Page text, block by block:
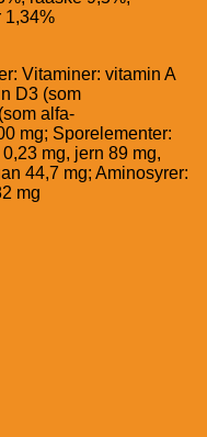
1,34%
Vitaminer: vitamin A
D3 (som
alfa-
mg; Sporelementer:
mg, jern 89 mg,
44,7 mg; Aminosyrer:
mg